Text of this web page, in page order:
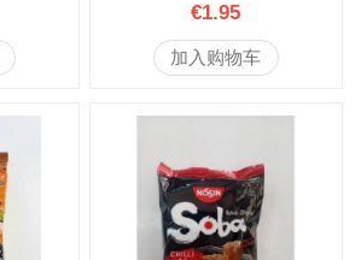
€1.95
加入购物车